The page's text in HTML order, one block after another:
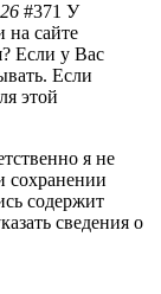
#371 У
на сайте
Если у Вас
Если
этой
я не
сохранении
содержит
сведения о